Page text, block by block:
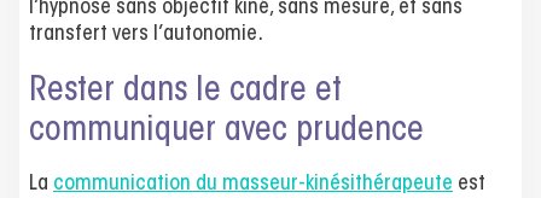
l’hypnose sans objectif kiné, sans mesure, et sans
transfert vers l’autonomie.
Rester dans le cadre et
communiquer avec prudence
La communication du masseur-kinésithérapeute est